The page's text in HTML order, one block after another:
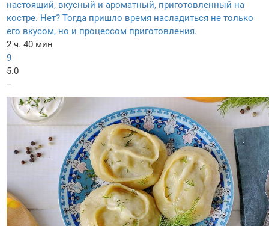
настоящий, вкусный и ароматный, приготовленный на
костре. Нет? Тогда пришло время насладиться не только
его вкусом, но и процессом приготовления.
2 ч. 40 мин
9
5.0
–